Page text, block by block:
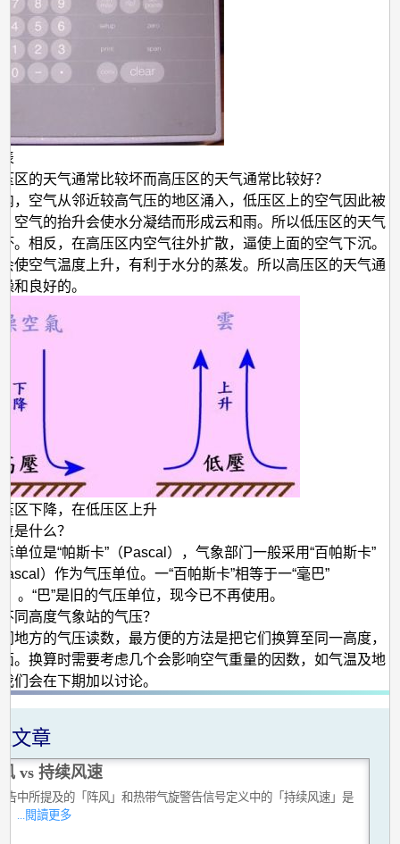
区的天气通常比较坏而高压区的天气通常比较好？
，空气从邻近较高气压的地区涌入，低压区上的空气因此被
空气的抬升会使水分凝结而形成云和雨。所以低压区的天气
。相反，在高压区内空气往外扩散，逼使上面的空气下沉。
使空气温度上升，有利于水分的蒸发。所以高压区的天气通
和良好的。
区下降，在低压区上升
是什么？
单位是“帕斯卡”（Pascal），气象部门一般采用“百帕斯卡”
）作为气压单位。一“百帕斯卡”相等于一“毫巴”
。“巴”是旧的气压单位，现今已不再使用。
同高度气象站的气压？
地方的气压读数，最方便的方法是把它们换算至同一高度，
。换算时需要考虑几个会影响空气重量的因数，如气温及地
们会在下期加以讨论。
文章
vs 持续风速
告中所提及的「阵风」和热带气旋警告信号定义中的「持续风速」是
...閱讀更多